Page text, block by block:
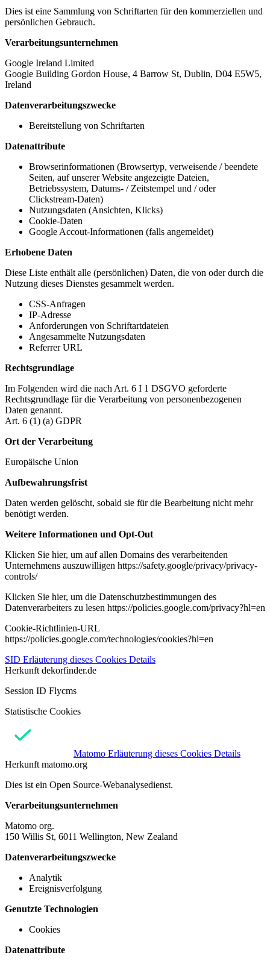
Dies ist eine Sammlung von Schriftarten für den kommerziellen und
persönlichen Gebrauch.
Verarbeitungsunternehmen
Google Ireland Limited
Google Building Gordon House, 4 Barrow St, Dublin, D04 E5W5,
Ireland
Datenverarbeitungszwecke
Bereitstellung von Schriftarten
Datenattribute
Browserinformationen (Browsertyp, verweisende / beendete
Seiten, auf unserer Website angezeigte Dateien,
Betriebssystem, Datums- / Zeitstempel und / oder
Clickstream-Daten)
Nutzungsdaten (Ansichten, Klicks)
Cookie-Daten
Google Accout-Informationen (falls angemeldet)
Erhobene Daten
Diese Liste enthält alle (persönlichen) Daten, die von oder durch die
Nutzung dieses Dienstes gesammelt werden.
CSS-Anfragen
IP-Adresse
Anforderungen von Schriftartdateien
Angesammelte Nutzungsdaten
Referrer URL
Rechtsgrundlage
Im Folgenden wird die nach Art. 6 I 1 DSGVO geforderte
Rechtsgrundlage für die Verarbeitung von personenbezogenen
Daten genannt.
Art. 6 (1) (a) GDPR
Ort der Verarbeitung
Europäische Union
Aufbewahrungsfrist
Daten werden gelöscht, sobald sie für die Bearbeitung nicht mehr
benötigt werden.
Weitere Informationen und Opt-Out
Klicken Sie hier, um auf allen Domains des verarbeitenden
Unternehmens auszuwilligen https://safety.google/privacy/privacy-
controls/
Klicken Sie hier, um die Datenschutzbestimmungen des
Datenverarbeiters zu lesen https://policies.google.com/privacy?hl=en
Cookie-Richtlinien-URL
https://policies.google.com/technologies/cookies?hl=en
SID Erläuterung dieses Cookies Details
Herkunft dekorfinder.de
Session ID Flycms
Statistische Cookies
Matomo Erläuterung dieses Cookies Details
Herkunft matomo.org
Dies ist ein Open Source-Webanalysedienst.
Verarbeitungsunternehmen
Matomo org.
150 Willis St, 6011 Wellington, New Zealand
Datenverarbeitungszwecke
Analytik
Ereignisverfolgung
Genutzte Technologien
Cookies
Datenattribute